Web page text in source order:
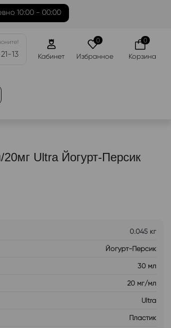
10:00 - 00:00
13 Кабинет
0
Избранное
0
Корзина
Ultra Йогурт-Персик
0.045 кг
Йогурт-Персик
30 мл
20 мг/мл
Ultra
Пластик